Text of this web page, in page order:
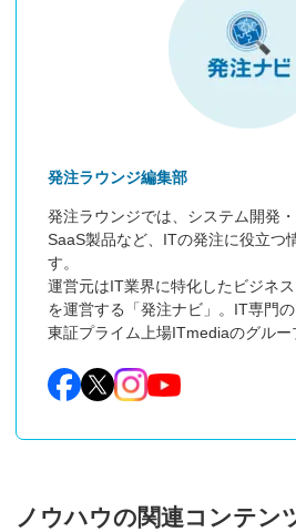
発注ラウンジ編集部
発注ラウンジでは、システム開発
SaaS製品など、ITの発注に役立つ
す。
運営元はIT業界に特化したビジネ
を運営する「発注ナビ」。IT専門
東証プライム上場ITmediaのグルー
ノウハウの関連コンテン